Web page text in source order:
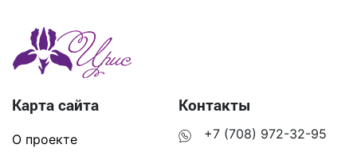
Карта сайта
О проекте
Контакты
+7 (708) 972-32-95